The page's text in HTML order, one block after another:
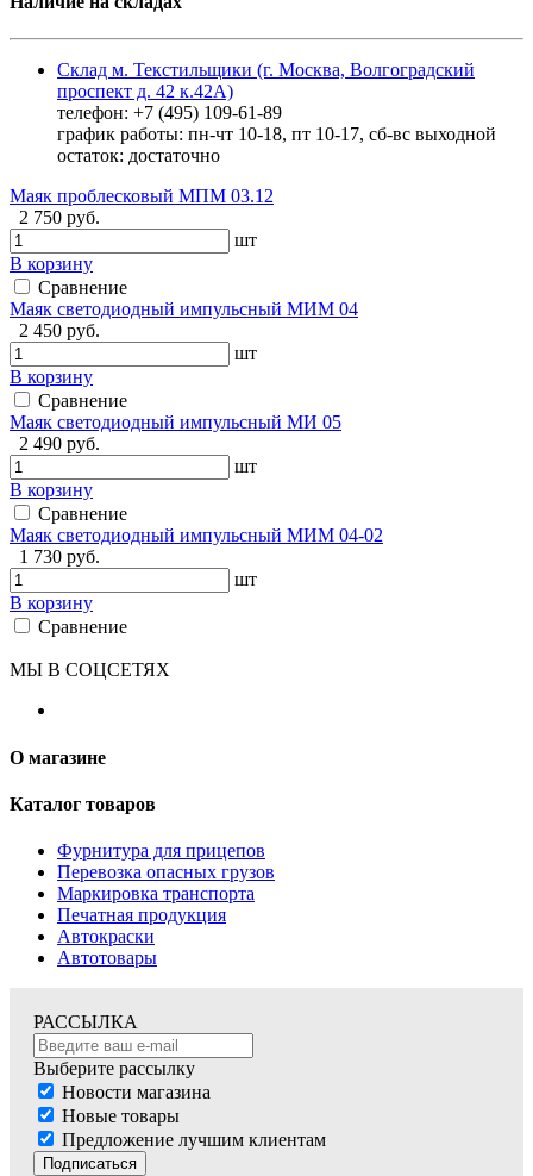
Склад м. Текстильщики (г. Москва, Волгоградский
проспект д. 42 к.42А)
телефон: +7 (495) 109-61-89
график работы: пн-чт 10-18, пт 10-17, сб-вс выходной
остаток: достаточно
Маяк проблесковый МПМ 03.12
2 750 руб.
шт
В корзину
Сравнение
Маяк светодиодный импульсный МИМ 04
2 450 руб.
шт
В корзину
Сравнение
Маяк светодиодный импульсный МИ 05
2 490 руб.
шт
В корзину
Сравнение
Маяк светодиодный импульсный МИМ 04-02
1 730 руб.
шт
В корзину
Сравнение
МЫ В СОЦСЕТЯХ
О магазине
Каталог товаров
Фурнитура для прицепов
Перевозка опасных грузов
Маркировка транспорта
Печатная продукция
Автокраски
Автотовары
РАССЫЛКА
Выберите рассылку
Новости магазина
Новые товары
Предложение лучшим клиентам
Подписаться